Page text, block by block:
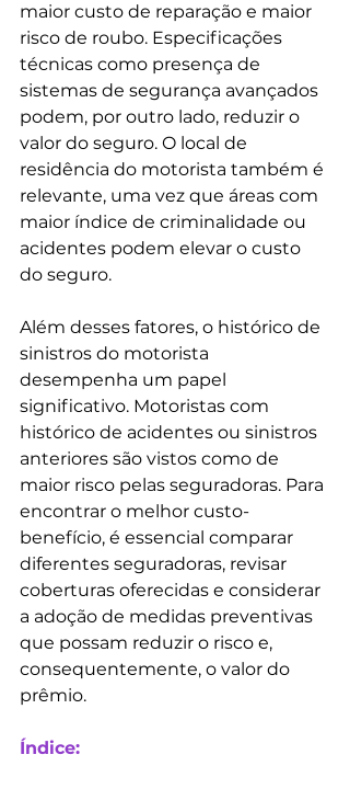
maior custo de reparação e maior
risco de roubo. Especificações
técnicas como presença de
sistemas de segurança avançados
podem, por outro lado, reduzir o
valor do seguro. O local de
residência do motorista também é
relevante, uma vez que áreas com
maior índice de criminalidade ou
acidentes podem elevar o custo
do seguro.
Além desses fatores, o histórico de
sinistros do motorista
desempenha um papel
significativo. Motoristas com
histórico de acidentes ou sinistros
anteriores são vistos como de
maior risco pelas seguradoras. Para
encontrar o melhor custo-
benefício, é essencial comparar
diferentes seguradoras, revisar
coberturas oferecidas e considerar
a adoção de medidas preventivas
que possam reduzir o risco e,
consequentemente, o valor do
prêmio.
Índice: